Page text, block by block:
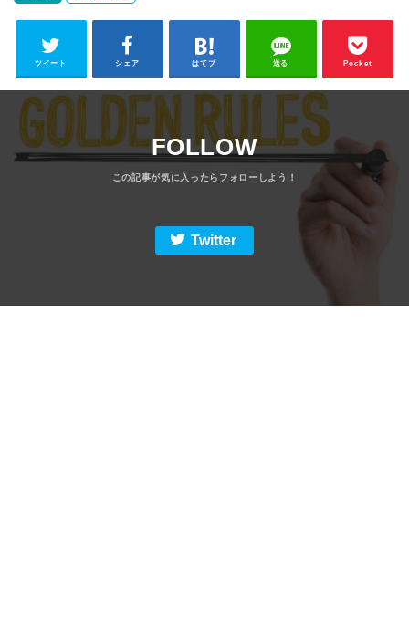
ツイート シェア はてブ 送る Pocket
FOLLOW
Twitter